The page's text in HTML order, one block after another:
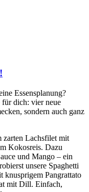
Essensplanung?
dich: vier neue
sondern auch ganz
zarten Lachsfilet mit
Kokosreis. Dazu
und Mango – ein
unsere Spaghetti
knusprigem Pangrattato
mit Dill. Einfach,